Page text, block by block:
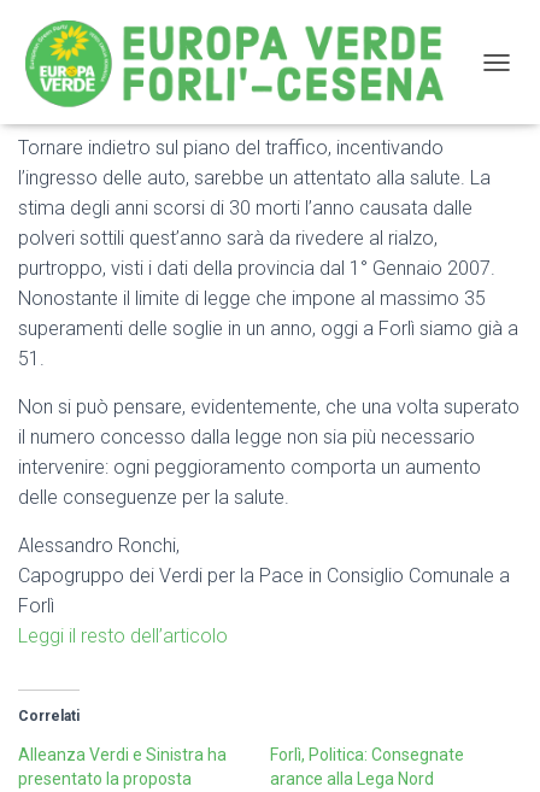
Tutelare la salute con provvedimenti rigorosi è
necessario
Tornare indietro sul piano del traffico, incentivando
l’ingresso delle auto, sarebbe un attentato alla salute. La
stima degli anni scorsi di 30 morti l’anno causata dalle
polveri sottili quest’anno sarà da rivedere al rialzo,
purtroppo, visti i dati della provincia dal 1° Gennaio 2007.
Nonostante il limite di legge che impone al massimo 35
superamenti delle soglie in un anno, oggi a Forlì siamo già a
51.
Non si può pensare, evidentemente, che una volta superato
il numero concesso dalla legge non sia più necessario
intervenire: ogni peggioramento comporta un aumento
delle conseguenze per la salute.
Alessandro Ronchi,
Capogruppo dei Verdi per la Pace in Consiglio Comunale a
Forlì
Leggi il resto dell’articolo
Correlati
Alleanza Verdi e Sinistra ha
presentato la proposta
Forlì, Politica: Consegnate
arance alla Lega Nord